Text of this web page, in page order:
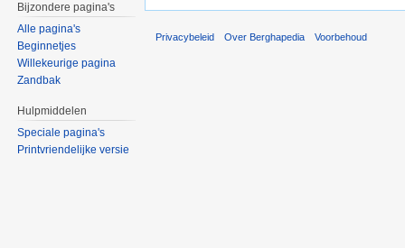
Bijzondere pagina's
Alle pagina's
Beginnetjes
Willekeurige pagina
Zandbak
Hulpmiddelen
Speciale pagina's
Printvriendelijke versie
Privacybeleid Over Berghapedia Voorbehoud